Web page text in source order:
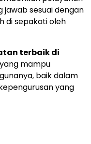
sesuai dengan
di sepakati oleh
terbaik di
mampu
baik dalam
yang